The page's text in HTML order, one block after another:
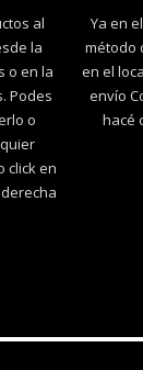
al
la
o en la
Podes
o
click en
Ya en
método
en el
envío
hacé